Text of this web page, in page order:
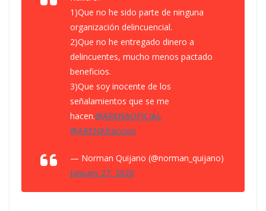
1)Que no he sido parte de ninguna
organización delincuencial.
2)Que no he entregado dinero a
delincuentes, mucho menos pactado
beneficios.
3)Que soy inocente de los
señalamientos que se me
hacen.@ARENAOFICIAL
@ARENAfraccion
— Norman Quijano (@norman_quijano)
January 27, 2020